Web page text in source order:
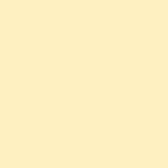
oublier ses
Défini
de la